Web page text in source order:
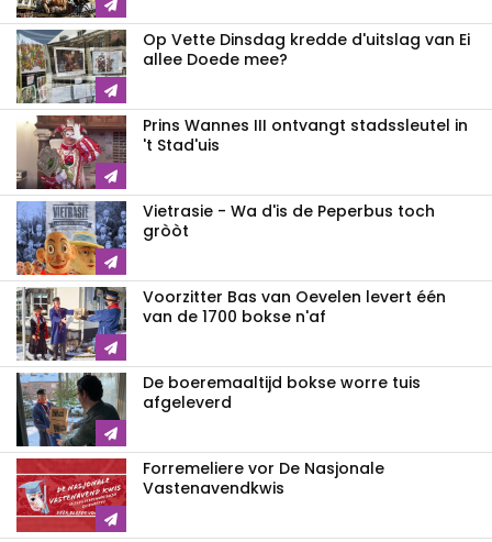
Op Vette Dinsdag kredde d'uitslag van Ei
allee Doede mee?
Prins Wannes III ontvangt stadssleutel in
't Stad'uis
Vietrasie - Wa d'is de Peperbus toch
gròòt
Voorzitter Bas van Oevelen levert één
van de 1700 bokse n'af
De boeremaaltijd bokse worre tuis
afgeleverd
Forremeliere vor De Nasjonale
Vastenavendkwis